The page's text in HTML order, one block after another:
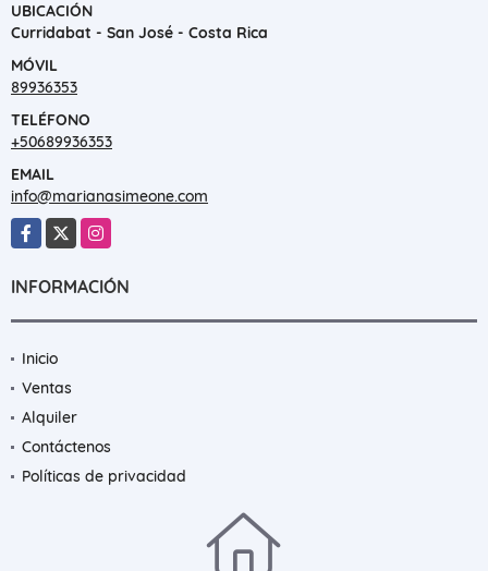
UBICACIÓN
Curridabat - San José - Costa Rica
MÓVIL
89936353
TELÉFONO
+50689936353
EMAIL
info@marianasimeone.com
Facebook
X Instagram
INFORMACIÓN
Inicio
Ventas
Alquiler
Contáctenos
Políticas de privacidad